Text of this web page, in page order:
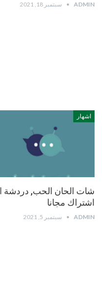
ADMIN سبتمبر 18, 2021
اشهار
شات الحان الحب, دردشة
اشتراك مجانا
ADMIN سبتمبر 5, 2021